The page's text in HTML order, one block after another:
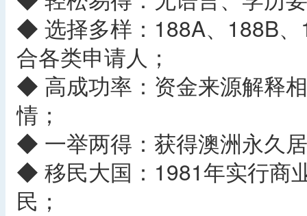
◆ 选择多样：188A、188B
合各类申请人；
◆ 高成功率：资金来源解释
情；
◆ 一举两得：获得澳洲永久
◆ 移民大国：1981年实行商
民；